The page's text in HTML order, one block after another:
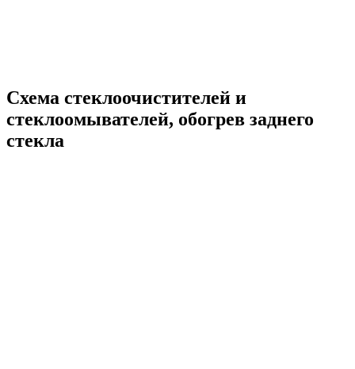
Схема стеклоочистителей и
стеклоомывателей, обогрев заднего
стекла